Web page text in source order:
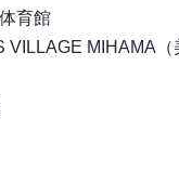
育館
VILLAGE MIHAMA（